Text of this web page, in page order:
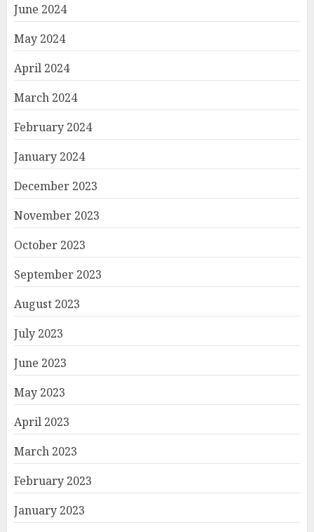
June 2024
May 2024
April 2024
March 2024
February 2024
January 2024
December 2023
November 2023
October 2023
September 2023
August 2023
July 2023
June 2023
May 2023
April 2023
March 2023
February 2023
January 2023